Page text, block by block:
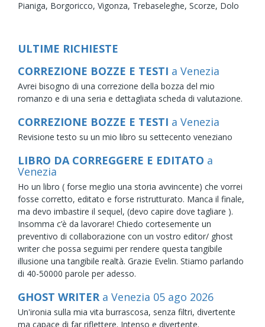
Pianiga, Borgoricco, Vigonza, Trebaseleghe, Scorze, Dolo
ULTIME RICHIESTE
CORREZIONE BOZZE E TESTI a Venezia
Avrei bisogno di una correzione della bozza del mio
romanzo e di una seria e dettagliata scheda di valutazione.
CORREZIONE BOZZE E TESTI a Venezia
Revisione testo su un mio libro su settecento veneziano
LIBRO DA CORREGGERE E EDITATO a
Venezia
Ho un libro ( forse meglio una storia avvincente) che vorrei
fosse corretto, editato e forse ristrutturato. Manca il finale,
ma devo imbastire il sequel, (devo capire dove tagliare ).
Insomma c’è da lavorare! Chiedo cortesemente un
preventivo di collaborazione con un vostro editor/ ghost
writer che possa seguimi per rendere questa tangibile
illusione una tangibile realtà. Grazie Evelin. Stiamo parlando
di 40-50000 parole per adesso.
GHOST WRITER a Venezia 05 ago 2026
Un'ironia sulla mia vita burrascosa, senza filtri, divertente
ma capace di far riflettere. Intenso e divertente.